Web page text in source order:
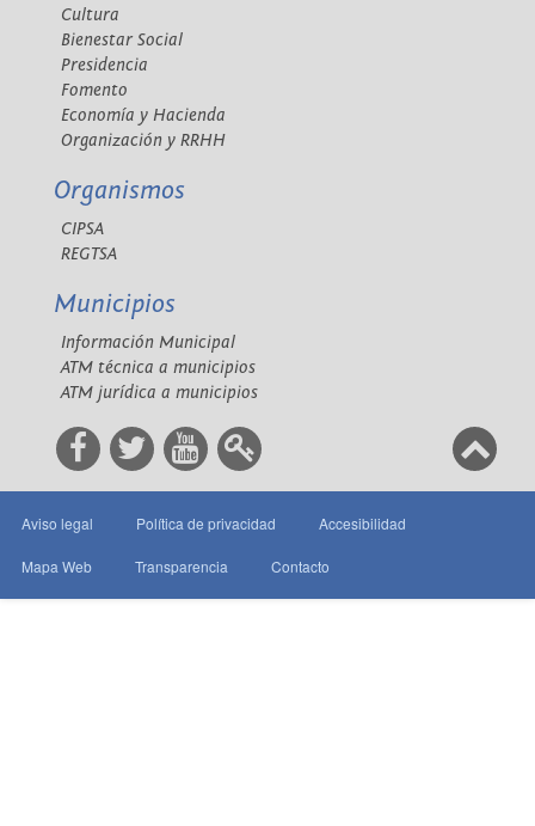
Cultura
Bienestar Social
Presidencia
Fomento
Economía y Hacienda
Organización y RRHH
Organismos
CIPSA
REGTSA
Municipios
Información Municipal
ATM técnica a municipios
ATM jurídica a municipios
Aviso legal Política de privacidad Accesibilidad
Mapa Web Transparencia Contacto